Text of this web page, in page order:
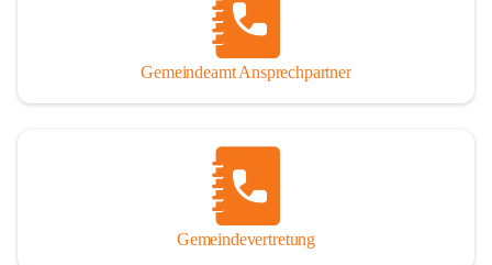
Gemeindeamt Ansprechpartner
Gemeindevertretung